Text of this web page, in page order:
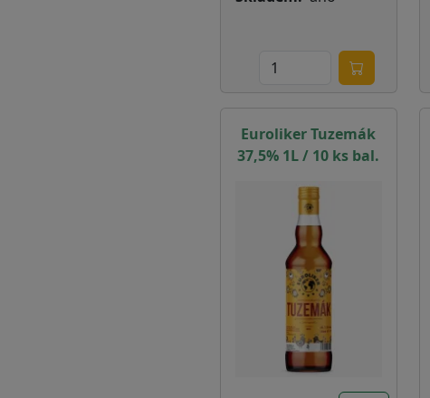
Euroliker Tuzemák
37,5% 1L / 10 ks bal.